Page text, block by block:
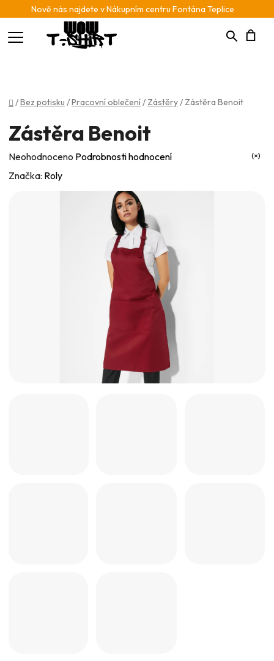
Nově nás najdete v Nákupním centru Fontána Teplice
Hledat
Domů
/Bez potisku /Pracovní oblečení/ Zástěry/ Zástěra Benoit
Zástěra Benoit
Průměrné
hodnocení
Neohodnoceno Podrobnosti hodnocení
Značka: Roly